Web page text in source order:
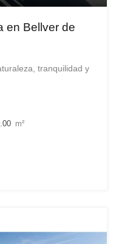
en Bellver de
tranquilidad y
m²